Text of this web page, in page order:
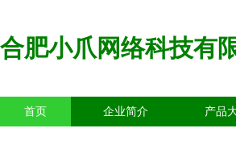
合肥小爪网络科技有
首页 企业简介 产品